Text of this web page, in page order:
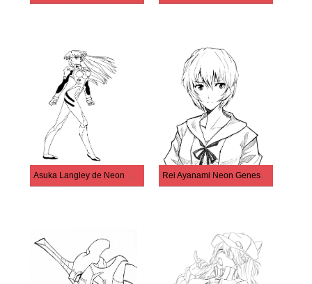
Asuka Langley de Neon Genesis Evangelion Rei Ayanami Neon Genesis Evangelion